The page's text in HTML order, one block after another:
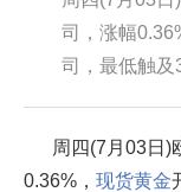
司，涨幅
司，最低触及
周四(7月03日)
0.36%， 现货黄金